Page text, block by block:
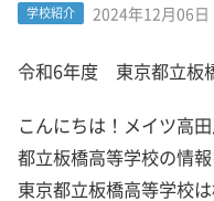
学校紹介 2024年12月06日
令和6年度 東京都立板
こんにちは！メイツ高
都立板橋高等学校の情報
東京都立板橋高等学校